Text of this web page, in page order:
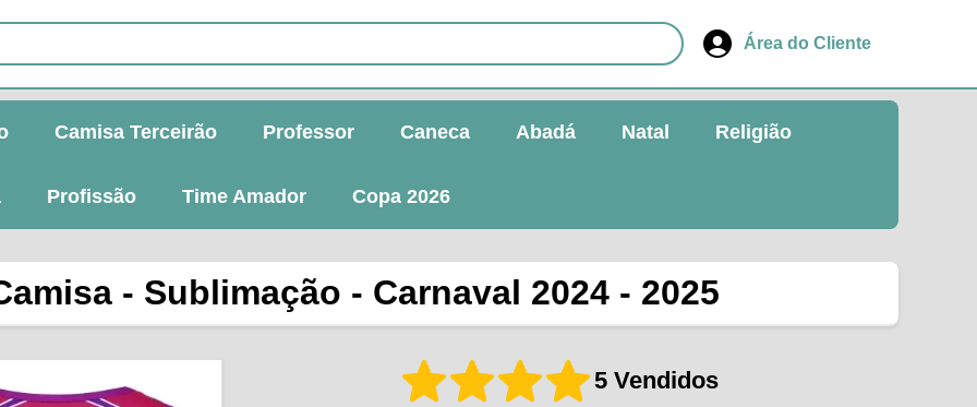
Área do Cliente
Camisa Terceirão Professor Caneca Abadá Natal Religião
Profissão Time Amador Copa 2026
- Sublimação - Carnaval 2024 - 2025
5 Vendidos